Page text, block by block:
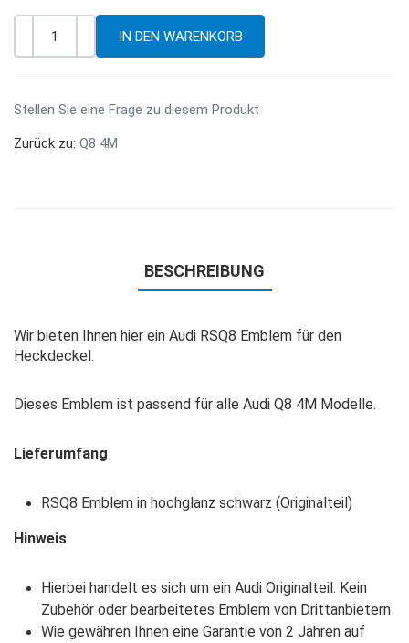
Stellen Sie eine Frage zu diesem Produkt
Zurück zu: Q8 4M
BESCHREIBUNG
Wir bieten Ihnen hier ein Audi RSQ8 Emblem für den
Heckdeckel.
Dieses Emblem ist passend für alle Audi Q8 4M Modelle.
Lieferumfang
RSQ8 Emblem in hochglanz schwarz (Originalteil)
Hinweis
Hierbei handelt es sich um ein Audi Originalteil. Kein
Zubehör oder bearbeitetes Emblem von Drittanbietern
Wie gewähren Ihnen eine Garantie von 2 Jahren auf